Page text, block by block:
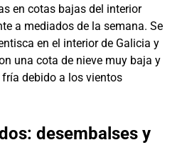
en cotas bajas del interior
a mediados de la semana. Se
en el interior de Galicia y
una cota de nieve muy baja y
debido a los vientos
desembalses y